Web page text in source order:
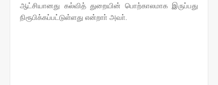
ஆட்சியானது கல்வித் துறையின் பொற்காலமாக இருப்பது
நிரூபிக்கப்பட்டுள்ளது என்றாா் அவா்.